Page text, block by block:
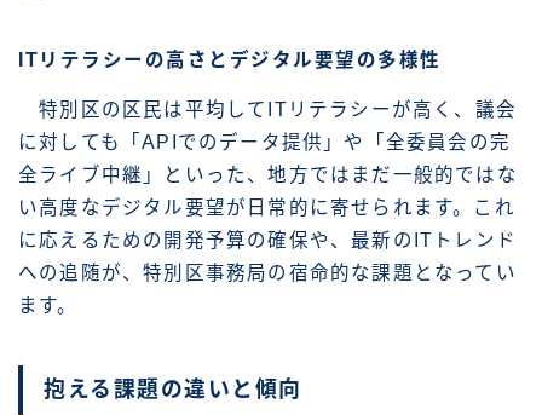
ITリテラシーの高さとデジタル要望の多様性
特別区の区民は平均してITリテラシーが高く、議会
に対しても「APIでのデータ提供」や「全委員会の完
全ライブ中継」といった、地方ではまだ一般的ではな
い高度なデジタル要望が日常的に寄せられます。これ
に応えるための開発予算の確保や、最新のITトレンド
への追随が、特別区事務局の宿命的な課題となってい
ます。
抱える課題の違いと傾向